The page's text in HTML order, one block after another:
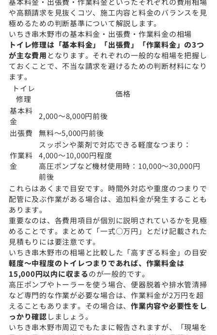
や高額請求を見抜くコツ、施工内容と料金のバランスを見
極めるための判断基準について解説します。
いちき串木野市の基本料金・出張費・作業料金の相場
トイレ修理は「基本料金」「出張費」「作業料金」の3つ
が主な費用 となります。それぞれの一般的な相場を把握し
ておくことで、不当な請求を避けるための判断材料になり
ます。
トイレ
修理
価格
基本料
金
2,000〜8,000円前後
出張費
無料〜5,000円前後
作業料
金
スッポンや薬剤で対応できる軽度なつまり：
4,000〜10,000円程度
高圧ポンプなど機材使用時：10,000〜30,000円
前後
これらはあくまで目安です。時間外対応や重度のつまりで
配管に及ぶ作業がある場合は、追加料金が発生することも
あります。
重要なのは、各費用項目が個別に説明されているかを見極
めることです。まとめて「一式○万円」とだけ記載された
見積もりには要注意です。
いちき串木野市の相場と比較した「高すぎる料金」の目安
軽度〜中程度のトイレつまりであれば、作業料金は
15,000円以内に収まるのが一般的です。
高圧ポンプやトーラーを使う場合、便器脱着や排水管清掃
など専門的な作業が必要な場合は、作業料金が2万円を超
えることもあります。その場合は、 作業内容や必要性をし
っかり確認しましょう。
いちき串木野市周辺でもたまに報告されますが、「現場を